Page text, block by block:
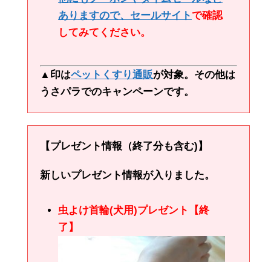
ありますので、 セールサイトで確認
してみてください。
▲印はペットくすり通販が対象。その他は
うさパラでのキャンペーンです。
【プレゼント情報（終了分も含む)】
新しいプレゼント情報が入りました。
虫よけ首輪(犬用)プレゼント【終
了】